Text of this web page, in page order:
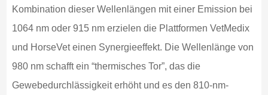
Kombination dieser Wellenlängen mit einer Emission bei
1064 nm oder 915 nm erzielen die Plattformen VetMedix
und HorseVet einen Synergieeffekt. Die Wellenlänge von
980 nm schafft ein “thermisches Tor”, das die
Gewebedurchlässigkeit erhöht und es den 810-nm-